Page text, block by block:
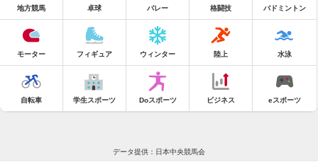
地方競馬 卓球 バレー 格闘技 バドミントン
モーター フィギュア ウィンター 陸上 水泳
自転車 学生スポーツ Doスポーツ ビジネス eスポーツ
データ提供：日本中央競馬会